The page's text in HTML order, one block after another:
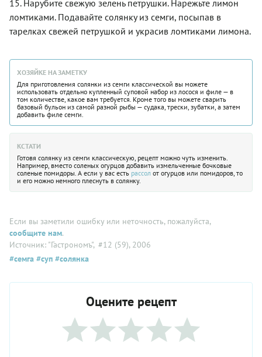
15. Нарубите свежую зелень петрушки. Нарежьте лимон
ломтиками. Подавайте солянку из семги, посыпав в
тарелках свежей петрушкой и украсив ломтиками лимона.
ХОЗЯЙКЕ НА ЗАМЕТКУ
Для приготовления солянки из семги классической вы можете
использовать отдельно купленный суповой набор из лосося и филе — в
том количестве, какое вам требуется. Кроме того вы можете сварить
базовый бульон из самой разной рыбы — судака, трески, зубатки, а затем
добавить филе семги.
КСТАТИ
Готовя солянку из семги классическую, рецепт можно чуть изменить.
Например, вместо соленых огурцов добавить измельченные бочковые
соленые помидоры. А если у вас есть рассол от огурцов или помидоров, то
и его можно немного плеснуть в солянку.
Если вы заметили ошибку или неточность, пожалуйста,
сообщите нам.
Источник: "Гастрономъ", #12 (59), 2006
#семга #суп #солянка
Оцените рецепт